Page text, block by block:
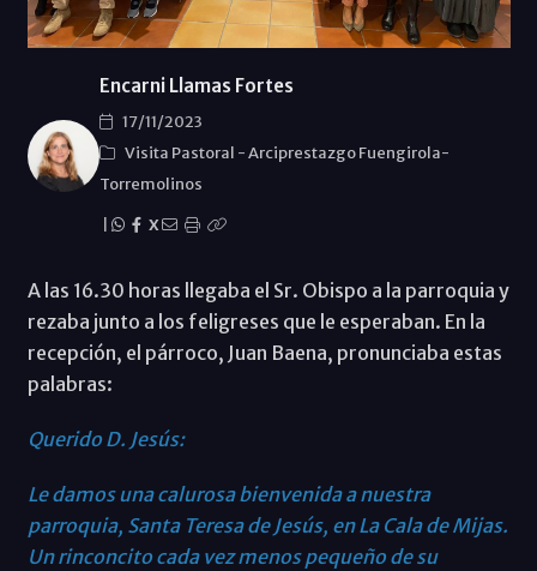
Encarni Llamas Fortes
17/11/2023
Visita Pastoral -Arciprestazgo Fuengirola-
Torremolinos
X
A las 16.30 horas llegaba el Sr. Obispo a la parroquia y
rezaba junto a los feligreses que le esperaban. En la
recepción, el párroco, Juan Baena, pronunciaba estas
palabras:
Querido D. Jesús:
Le damos una calurosa bienvenida a nuestra
parroquia, Santa Teresa de Jesús, en La Cala de Mijas.
Un rinconcito cada vez menos pequeño de su